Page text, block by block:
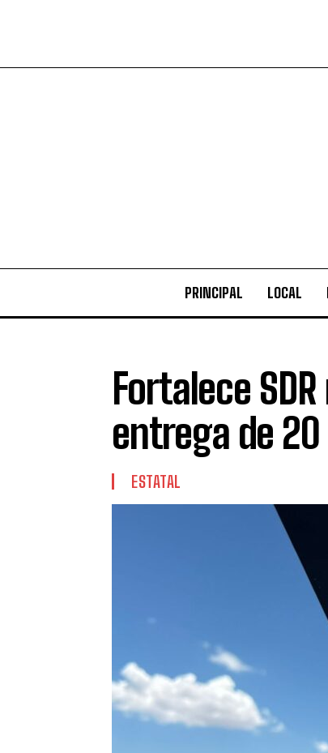
PRINCIPAL LOCAL
Fortalece
entrega de
ESTATAL